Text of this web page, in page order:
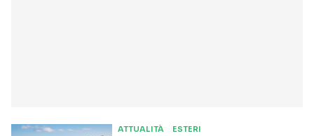
ATTUALITÀ ESTERI